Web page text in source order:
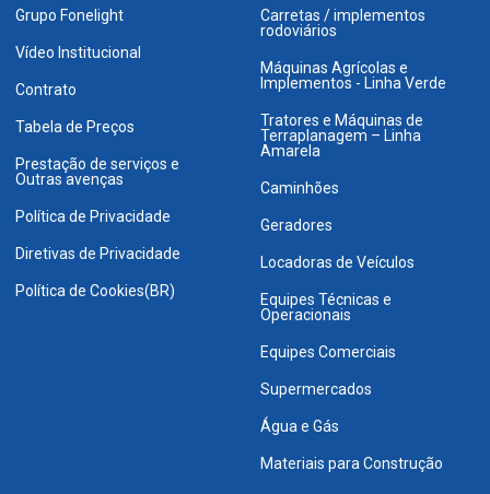
Grupo Fonelight
Vídeo Institucional
Contrato
Tabela de Preços
Prestação de serviços e
Outras avenças
Política de Privacidade
Diretivas de Privacidade
Política de Cookies(BR)
Carretas / implementos
rodoviários
Máquinas Agrícolas e
Implementos - Linha Verde
Tratores e Máquinas de
Terraplanagem – Linha
Amarela
Caminhões
Geradores
Locadoras de Veículos
Equipes Técnicas e
Operacionais
Equipes Comerciais
Supermercados
Água e Gás
Materiais para Construção